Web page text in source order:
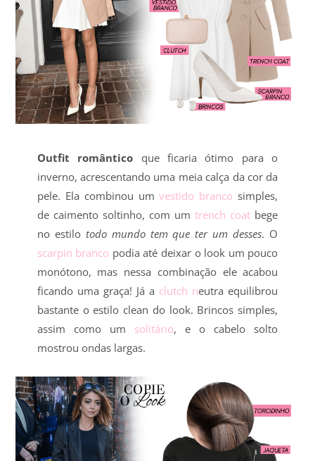
Outfit romântico que ficaria ótimo para o
inverno, acrescentando uma meia calça da cor da
pele. Ela combinou umvestido branco simples,
de caimento soltinho, com um trench coat bege
no estilo todo mundo tem que ter um desses. O
scarpin branco podia até deixar o look um pouco
monótono, mas nessa combinação ele acabou
ficando uma graça! Já a clutch neutra equilibrou
bastante o estilo clean do look. Brincos simples,
assim como um solitário, e o cabelo solto
mostrou ondas largas.